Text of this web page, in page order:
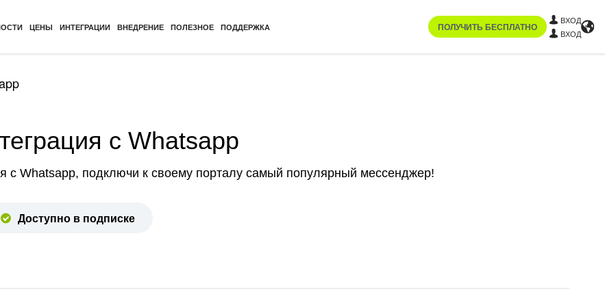
ЦЕНЫ ИНТЕГРАЦИИ ВНЕДРЕНИЕ ПОЛЕЗНОЕ ПОДДЕРЖКА ПОЛУЧИТЬ БЕСПЛАТНО
ВХОД
ВХОД
с Whatsapp
с Whatsapp, подключи к своему порталу самый популярный мессенджер!
Доступно в подписке